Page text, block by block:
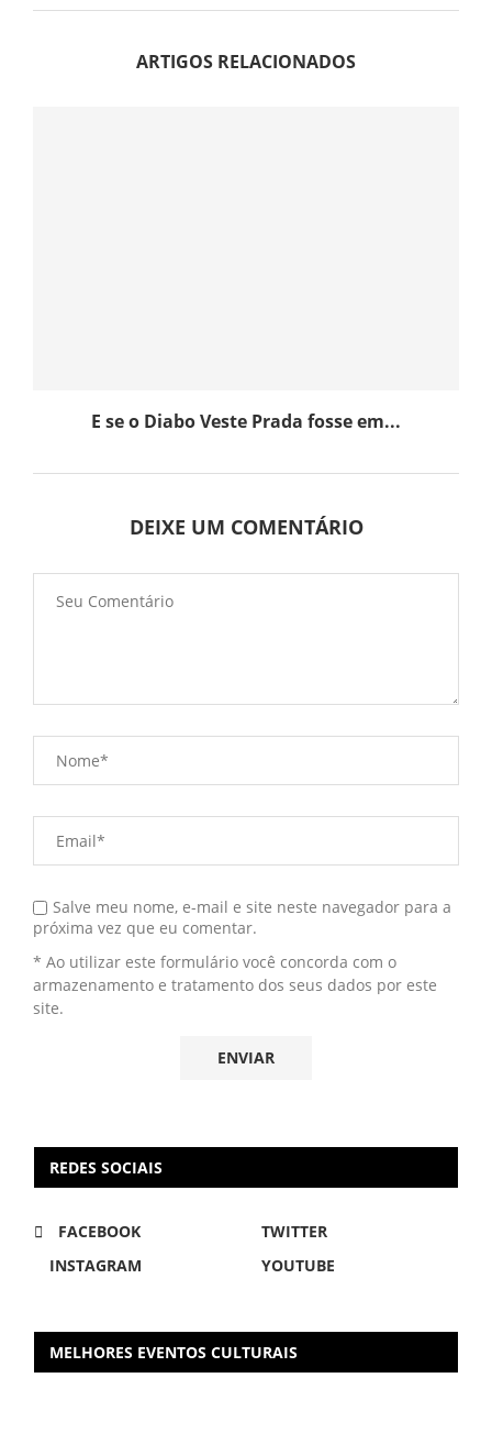
ARTIGOS RELACIONADOS
E se o Diabo Veste Prada fosse em...
DEIXE UM COMENTÁRIO
Salve meu nome, e-mail e site neste navegador para a
próxima vez que eu comentar.
* Ao utilizar este formulário você concorda com o
armazenamento e tratamento dos seus dados por este
site.
REDES SOCIAIS
FACEBOOK
TWITTER
INSTAGRAM
YOUTUBE
MELHORES EVENTOS CULTURAIS